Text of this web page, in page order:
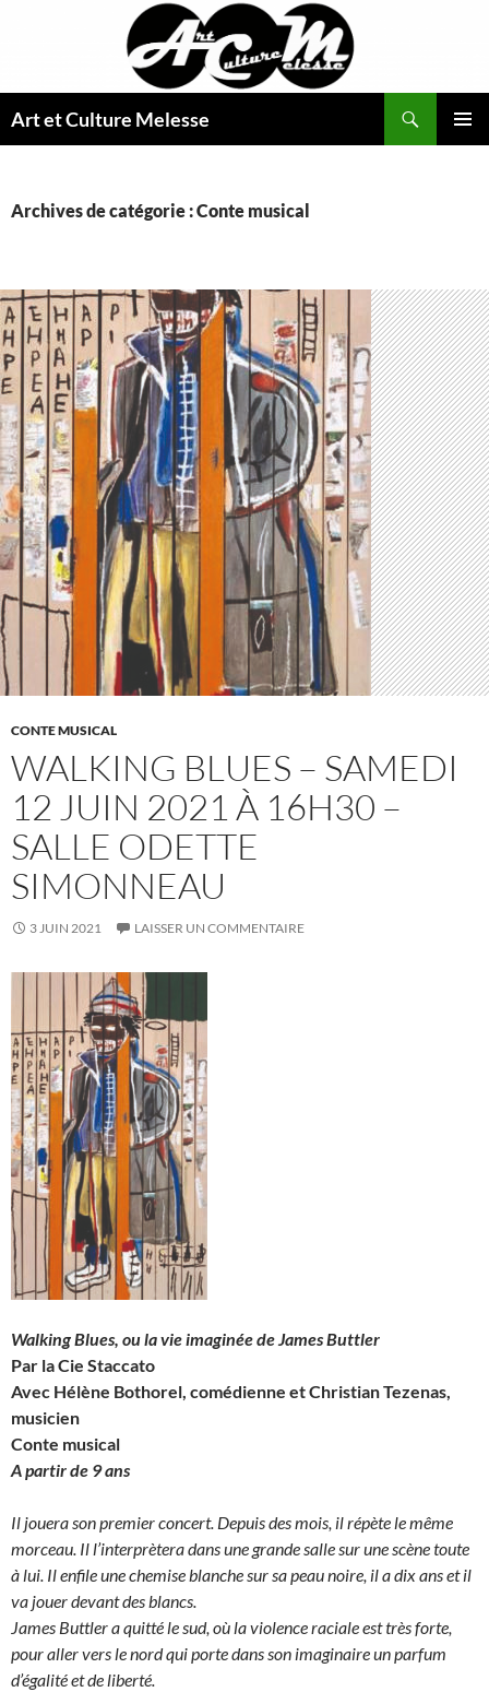
Art et Culture Melesse
Archives de catégorie : Conte musical
CONTE MUSICAL
WALKING BLUES – SAMEDI
12 JUIN 2021 À 16H30 –
SALLE ODETTE
SIMONNEAU
3 JUIN 2021 LAISSER UN COMMENTAIRE
Walking Blues, oula vie imaginée de James Buttler
Par la Cie Staccato
Avec Hélène Bothorel, comédienne et Christian Tezenas,
musicien
Conte musical
A partir de 9 ans
Il jouera son premier concert. Depuis des mois, il répète le même
morceau. Il l’interprètera dans une grande salle sur une scène toute
à lui. Il enfile une chemise blanche sur sa peau noire, il a dix ans et il
va jouer devant des blancs.
James Buttler a quitté le sud, où la violence raciale est très forte,
pour aller vers le nord qui porte dans son imaginaire un parfum
d’égalité et de liberté.